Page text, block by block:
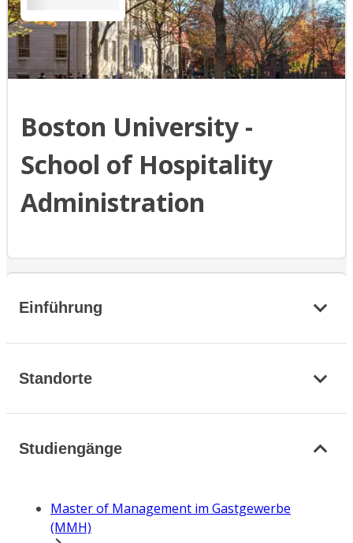
Boston University -
School of Hospitality
Administration
Einführung
Standorte
Studiengänge
Master of Management im Gastgewerbe
(MMH)